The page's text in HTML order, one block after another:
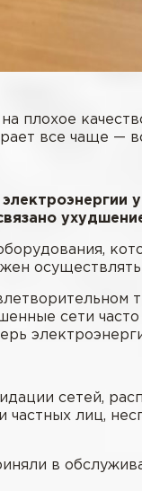
плохое
все чаще —
осуществлять
сети
сетей,
лиц,
в